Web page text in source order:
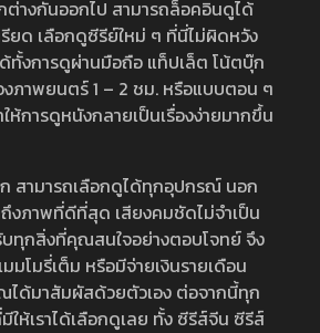
างกันออกไป สามารถล็อคอินดูได้
ยด เลือกดูซีรีย์ใหม่ ๆ ที่นี่ไม่ผิดหวัง
ทั้งการดูผ่านมือถือ แท็ปเล็ต โน้ตบุ๊ก
งภาพยนตร์ 1 – 2 ชม. หรือแบบตอน ๆ
การดูหนังกลายเป็นเรื่องง่ายมากขึ้น
ก สามารถเลือกดูได้ทุกอุปกรณ์ นอก
งภาพที่ดีที่สุด เสียงคมชัดไม่จำเป็น
บทุกสิ่งที่คุณสนใจอย่างตอบโจทย์ จึง
โมรี่เต็ม หรือมีจ่ายเงินรายเดือน
ได้มาสัมผัสด้วยตัวเอง ต่อจากนี้ทุก
ห้เราได้เลือกดูเลย ทั้ง ซีรีส์จีน ซีรีส์